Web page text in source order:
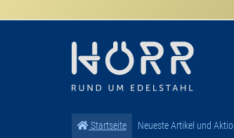
Startseite Neueste Artikel und